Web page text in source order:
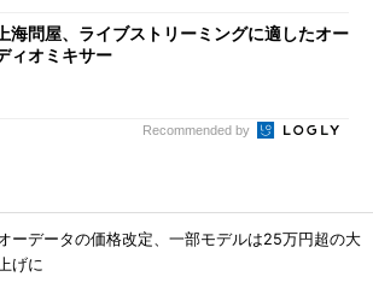
海問屋、ライブストリーミングに適したオー
ィオミキサー
Recommended by
ーデータの価格改定、一部モデルは25万円超の大
げに